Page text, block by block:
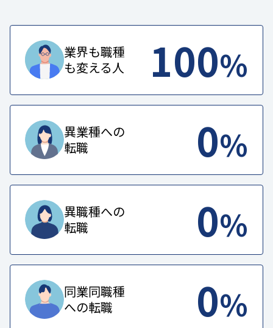
業界も職種
も変える人
100%
異業種への
転職
0%
異職種への
転職
0%
同業同職種
への転職
0%